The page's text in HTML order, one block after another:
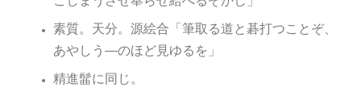
素質。天分。源絵合「筆取る道と碁打つことぞ、
あやしう―のほど見ゆるを」
精進髷に同じ。